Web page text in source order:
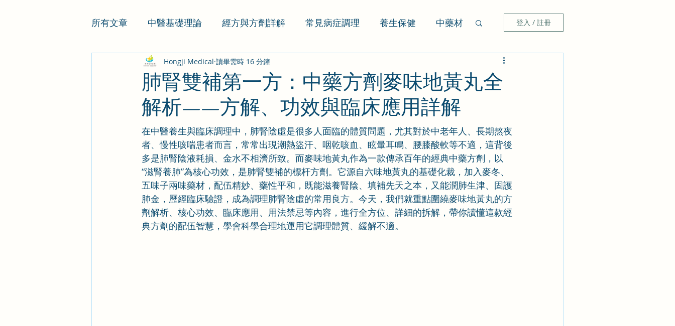
所有文章 中醫基礎理論 經方與方劑詳解 常見病症調理 養生保健 中藥材 登入 / 註冊
肺腎雙補第一方：中藥方劑麥味地黃丸全
解析——方解、功效與臨床應用詳解
Hongji Medical 讀畢需時 16 分鐘
在中醫養生與臨床調理中，肺腎陰虛是很多人面臨的體質問題，尤其對於中老年人、長期熬夜
者、慢性咳喘患者而言，常常出現潮熱盜汗、咽乾咳血、眩暈耳鳴、腰膝酸軟等不適，這背後
多是肺腎陰液耗損、金水不相濟所致。而麥味地黃丸作為一款傳承百年的經典中藥方劑，以
“滋腎養肺”為核心功效，是肺腎雙補的標杆方劑。它源自六味地黃丸的基礎化裁，加入麥冬、
五味子兩味藥材，配伍精妙、藥性平和，既能滋養腎陰、填補先天之本，又能潤肺生津、固護
肺金，歷經臨床驗證，成為調理肺腎陰虛的常用良方。今天，我們就重點圍繞麥味地黃丸的方
劑解析、核心功效、臨床應用、用法禁忌等內容，進行全方位、詳細的拆解，帶你讀懂這款經
典方劑的配伍智慧，學會科學合理地運用它調理體質、緩解不適。